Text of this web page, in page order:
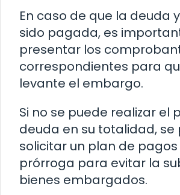
En caso de que la deuda
sido pagada, es
presentar los
correspondientes para
levante el embargo.
Si no se puede realizar el
deuda en su totalidad, se
solicitar un plan de pagos
prórroga para evitar la
bienes embargados.